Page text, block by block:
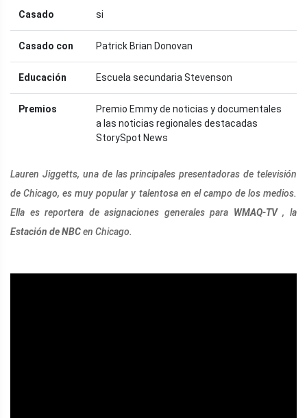
Casado si
Casado con Patrick Brian Donovan
Educación Escuela secundaria Stevenson
Premios
Premio Emmy de noticias y documentales
a las noticias regionales destacadas
StorySpot News
Lauren Jiggetts, una de las principales presentadoras de televisión
de Chicago, es muy popular y talentosa en el campo de los medios.
Ella es reportera de asignaciones generales para WMAQ-TV, la
Estación de NBCen Chicago.